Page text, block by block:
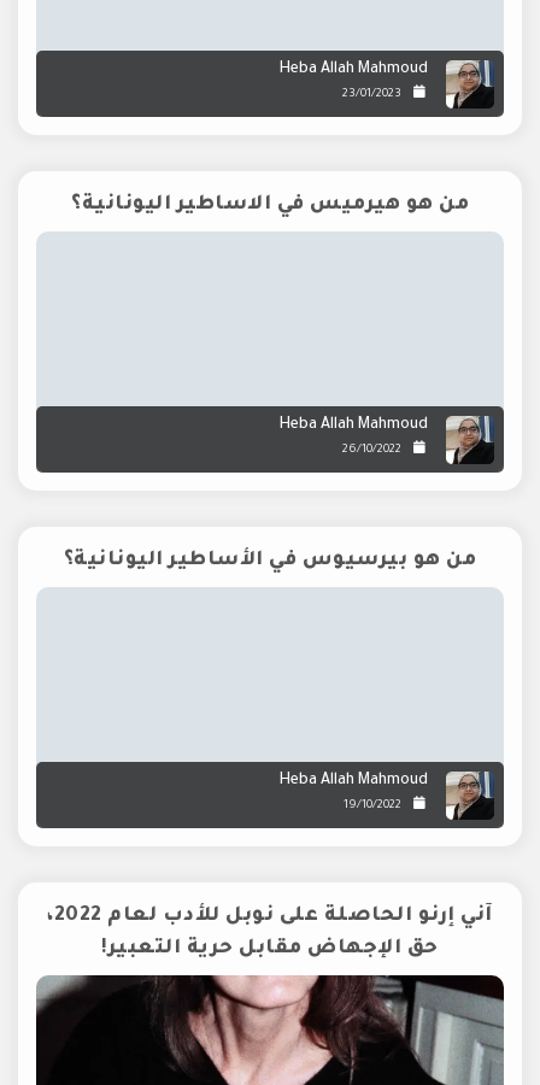
Heba Allah Mahmoud
23/01/2023
من هو هيرميس في الاساطير اليونانية؟
Heba Allah Mahmoud
26/10/2022
من هو بيرسيوس في الأساطير اليونانية؟
Heba Allah Mahmoud
19/10/2022
آني إرنو الحاصلة على نوبل للأدب لعام 2022،
حق الإجهاض مقابل حرية التعبير!